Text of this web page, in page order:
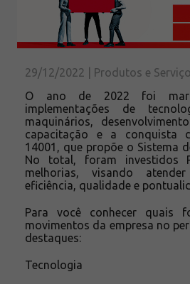
Calculadora
Download
Solicite um orçamento
Sobre a Açotubo
Qualidade
Planos de Financiamento
Compliance e LGPD
Ouvidoria
ESG
Trabalhe conosco
29/12/2022 | Produtos e
O ano de 2022 foi
implementações de
maquinários,
capacitação e a conquista
14001, que propõe o Sistema
No total, foram investidos
melhorias, visando
eficiência, qualidade e
Para você conhecer quais
movimentos da empresa no
destaques:
Tecnologia